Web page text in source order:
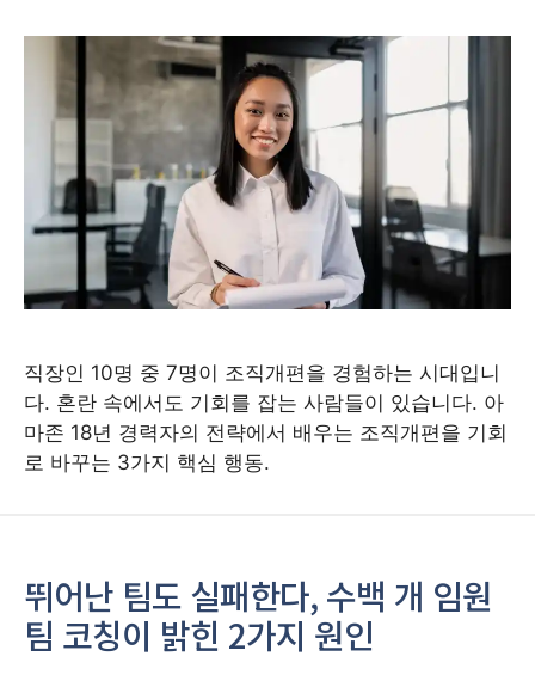
직장인 10명 중 7명이 조직개편을 경험하는 시대입니
다. 혼란 속에서도 기회를 잡는 사람들이 있습니다. 아
마존 18년 경력자의 전략에서 배우는 조직개편을 기회
로 바꾸는 3가지 핵심 행동.
뛰어난 팀도 실패한다, 수백 개 임원
팀 코칭이 밝힌 2가지 원인